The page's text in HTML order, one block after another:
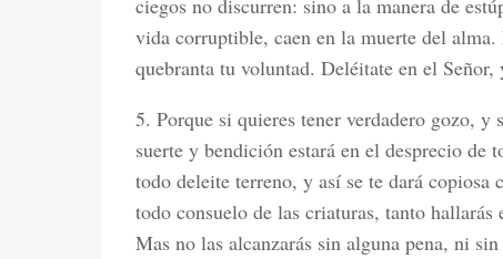
ciegos no discurren: sino a la manera de
vida corruptible, caen en la muerte del
quebranta tu voluntad. Deléitate en el
5. Porque si quieres tener verdadero gozo,
suerte y bendición estará en el desprecio de
todo deleite terreno, y así se te dará copiosa
todo consuelo de las criaturas, tanto hallarás
Mas no las alcanzarás sin alguna pena, ni